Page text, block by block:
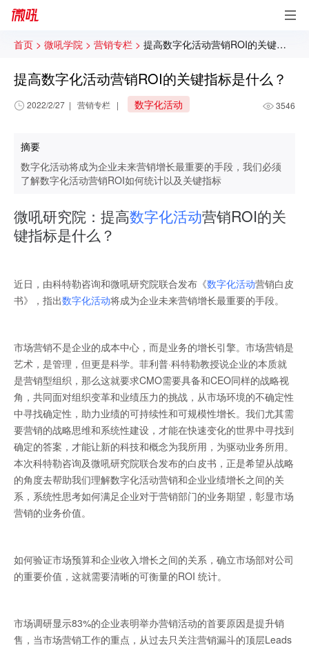
首页 > 微吼学院 > 营销专栏 > 提高数字化活动营销ROI的关键指标是什么？
提高数字化活动营销ROI的关键指标是什么？
2022/2/27 | 营销专栏 | 数字化活动 3546
摘要
数字化活动将成为企业未来营销增长最重要的手段，我们必须
了解数字化活动营销ROI如何统计以及关键指标
微吼研究院：提高数字化活动营销ROI的关
键指标是什么？
近日，由科特勒咨询和微吼研究院联合发布《数字化活动营销白皮
书》，指出数字化活动将成为企业未来营销增长最重要的手段。
市场营销不是企业的成本中心，而是业务的增长引擎。市场营销是
艺术，是管理，但更是科学。菲利普·科特勒教授说企业的本质就
是营销型组织，那么这就要求CMO需要具备和CEO同样的战略视
角，共同面对组织变革和业绩压力的挑战，从市场环境的不确定性
中寻找确定性，助力业绩的可持续性和可规模性增长。我们尤其需
要营销的战略思维和系统性建设，才能在快速变化的世界中寻找到
确定的答案，才能让新的科技和概念为我所用，为驱动业务所用。
本次科特勒咨询及微吼研究院联合发布的白皮书，正是希望从战略
的角度去帮助我们理解数字化活动营销和企业业绩增长之间的关
系，系统性思考如何满足企业对于营销部门的业务期望，彰显市场
营销的业务价值。
如何验证市场预算和企业收入增长之间的关系，确立市场部对公司
的重要价值，这就需要清晰的可衡量的ROI 统计。
市场调研显示83%的企业表明举办营销活动的首要原因是提升销
售，当市场营销工作的重点，从过去只关注营销漏斗的顶层Leads